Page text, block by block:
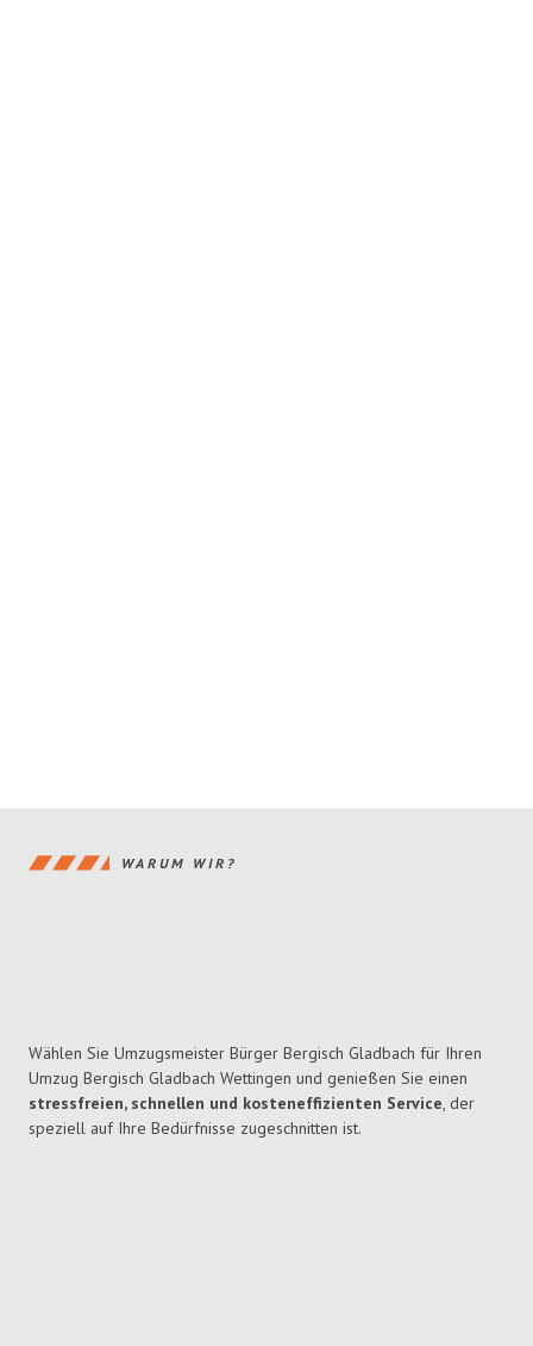
WARUM WIR?
Wählen Sie Umzugsmeister Bürger Bergisch Gladbach für Ihren
Umzug Bergisch Gladbach Wettingen und genießen Sie einen
stressfreien, schnellen und kosteneffizienten Service, der
speziell auf Ihre Bedürfnisse zugeschnitten ist.